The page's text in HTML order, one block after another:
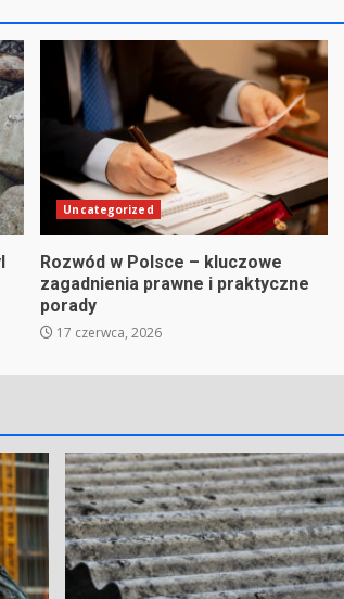
Uncategorized
Rozwód w Polsce – kluczowe
zagadnienia prawne i praktyczne
porady
17 czerwca, 2026